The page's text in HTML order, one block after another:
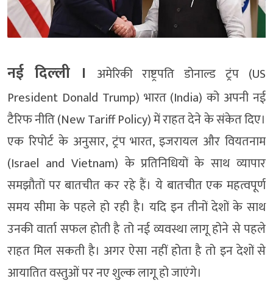
नई दिल्‍ली ।
अमेरिकी राष्ट्रपति डोनाल्ड ट्रंप (US
President Donald Trump) भारत (India) को अपनी नई
टैरिफ नीति (New Tariff Policy) में राहत देने के संकेत दिए।
एक रिपोर्ट के अनुसार, ट्रंप भारत, इजरायल और वियतनाम
(Israel and Vietnam) के प्रतिनिधियों के साथ व्यापार
समझौतों पर बातचीत कर रहे हैं। ये बातचीत एक महत्वपूर्ण
समय सीमा के पहले हो रही है। यदि इन तीनों देशों के साथ
उनकी वार्ता सफल होती है तो नई व्यवस्था लागू होने से पहले
राहत मिल सकती है। अगर ऐसा नहीं होता है तो इन देशों से
आयातित वस्तुओं पर नए शुल्क लागू हो जाएंगे।